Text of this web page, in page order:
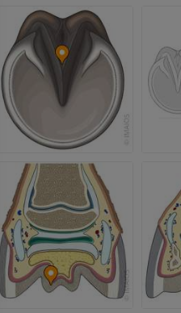
插画
优质会员
马-足趾
MRI
优质会员
马 - 趾和蹄
优质会员
马 - 头部
计算机体层摄影